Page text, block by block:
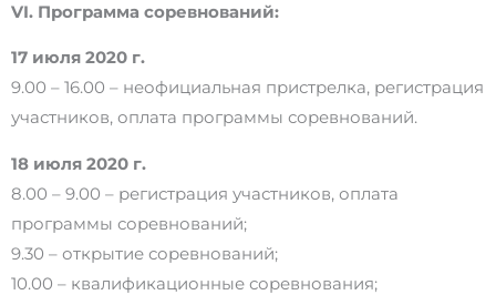
VI. Программа соревнований:
17 июля 2020 г.
9.00 – 16.00 – неофициальная пристрелка, регистрация
участников, оплата программы соревнований.
18 июля 2020 г.
8.00 – 9.00 – регистрация участников, оплата
программы соревнований;
9.30 – открытие соревнований;
10.00 – квалификационные соревнования;